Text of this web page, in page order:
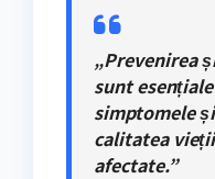
„Prevenirea
sunt
simptomele
calitatea
afectate.”